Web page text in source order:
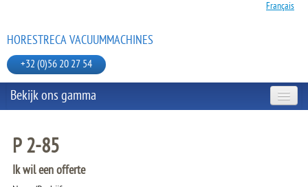
Français
HORESTRECA VACUUMMACHINES
+32 (0)56 20 27 54
Bekijk ons gamma
MOBIELE MODELLEN
P 2-85
Ik wil een offerte